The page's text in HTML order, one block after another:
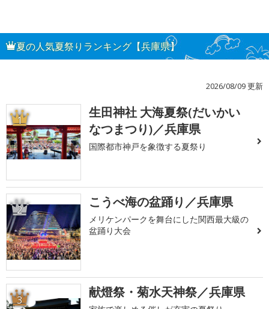
夏の人気夏祭りランキング【兵庫県】
2026/08/09 更新
1
生田神社 大海夏祭(だいかい
なつまつり)／兵庫県
国際都市神戸を象徴する夏祭り
2 こうべ海の盆踊り／兵庫県
メリケンパークを舞台にした関西最大級の
盆踊り大会
3 献燈祭・菊水天神祭／兵庫県